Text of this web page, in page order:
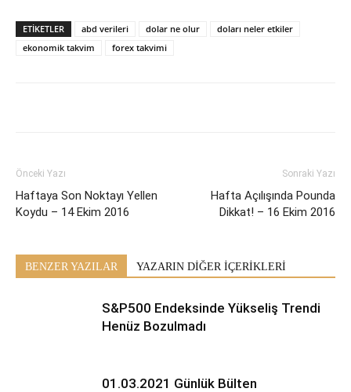
ETİKETLER abd verileri dolar ne olur
doları neler etkiler
ekonomik takvim
forex takvimi
Önceki Yazı
Haftaya Son Noktayı Yellen
Koydu – 14 Ekim 2016
Sonraki Yazı
Hafta Açılışında Pounda
Dikkat! – 16 Ekim 2016
BENZER YAZILAR YAZARIN DİĞER İÇERİKLERİ
S&P500 Endeksinde Yükseliş Trendi
Henüz Bozulmadı
01.03.2021 Günlük Bülten